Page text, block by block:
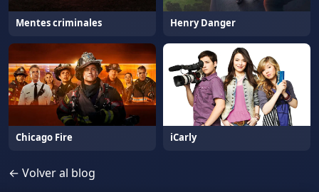
Mentes criminales Henry Danger
Chicago Fire iCarly
← Volver al blog